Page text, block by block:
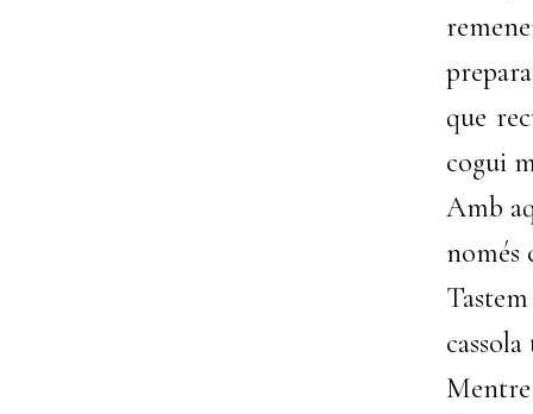
que
cogui
Amb
només